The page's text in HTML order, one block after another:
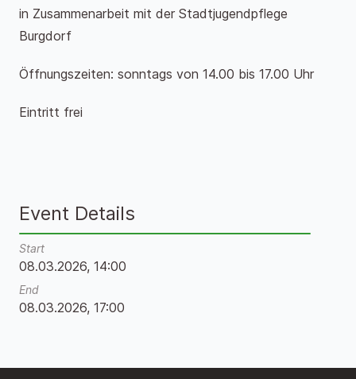
in Zusammenarbeit mit der Stadtjugendpflege
Burgdorf
Öffnungszeiten: sonntags von 14.00 bis 17.00 Uhr
Eintritt frei
Event Details
Start
08.03.2026, 14:00
End
08.03.2026, 17:00